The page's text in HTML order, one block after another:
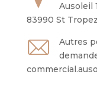
Ausoleil
83990 St
Autres